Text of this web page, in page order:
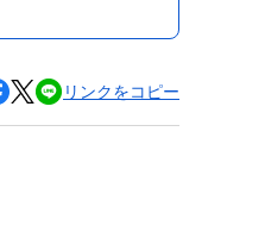
リンクをコピー